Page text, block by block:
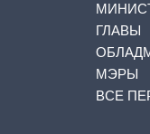
ГЛАВЫ
МЭРЫ
ВСЕ